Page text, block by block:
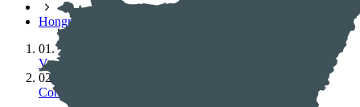
Hongrie
01.
Vue d'ensemble
02.
Contacts